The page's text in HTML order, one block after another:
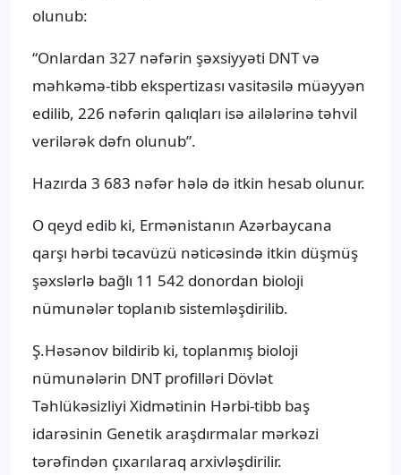
olunub:
“Onlardan 327 nəfərin şəxsiyyəti DNT və
məhkəmə-tibb ekspertizası vasitəsilə müəyyən
edilib, 226 nəfərin qalıqları isə ailələrinə təhvil
verilərək dəfn olunub”.
Hazırda 3 683 nəfər hələ də itkin hesab olunur.
O qeyd edib ki, Ermənistanın Azərbaycana
qarşı hərbi təcavüzü nəticəsində itkin düşmüş
şəxslərlə bağlı 11 542 donordan bioloji
nümunələr toplanıb sistemləşdirilib.
Ş.Həsənov bildirib ki, toplanmış bioloji
nümunələrin DNT profilləri Dövlət
Təhlükəsizliyi Xidmətinin Hərbi-tibb baş
idarəsinin Genetik araşdırmalar mərkəzi
tərəfindən çıxarılaraq arxivləşdirilir.